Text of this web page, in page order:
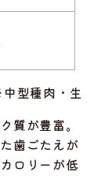
型種肉・生
質が豊富。
歯ごたえが
ロリーが低